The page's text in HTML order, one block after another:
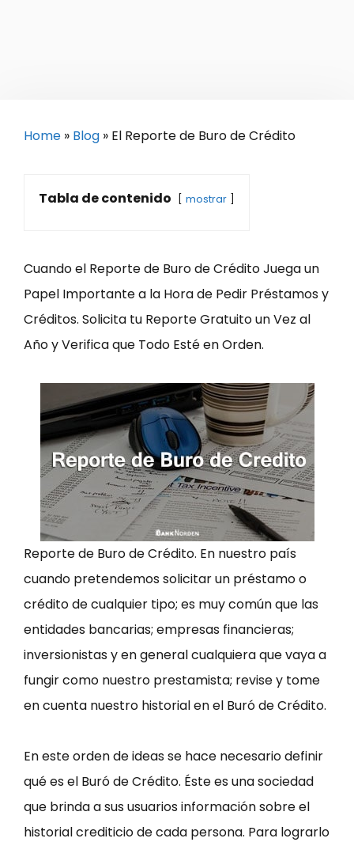
Home » Blog » El Reporte de Buro de Crédito
Tabla de contenido mostrar
Cuando el Reporte de Buro de Crédito Juega un
Papel Importante a la Hora de Pedir Préstamos y
Créditos. Solicita tu Reporte Gratuito un Vez al
Año y Verifica que Todo Esté en Orden.
Reporte de Buro de Crédito. En nuestro país
cuando pretendemos solicitar un préstamo o
crédito de cualquier tipo; es muy común que las
entidades bancarias; empresas financieras;
inversionistas y en general cualquiera que vaya a
fungir como nuestro prestamista; revise y tome
en cuenta nuestro historial en el Buró de Crédito.
En este orden de ideas se hace necesario definir
qué es el Buró de Crédito. Éste es una sociedad
que brinda a sus usuarios información sobre el
historial crediticio de cada persona. Para lograrlo